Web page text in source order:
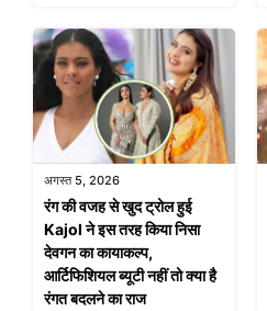
अगस्त 5, 2026
रंग की वजह से खुद ट्रोल हुई
Kajol ने इस तरह किया निसा
देवगन का कायाकल्प,
आर्टिफिशियल ब्यूटी नहीं तो क्या है
रंगत बदलने का राज